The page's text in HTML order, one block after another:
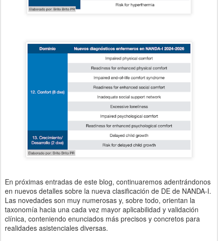
En próximas entradas de este blog, continuaremos adentrándonos
en nuevos detalles sobre la nueva clasificación de DE de NANDA-I.
Las novedades son muy numerosas y, sobre todo, orientan la
taxonomía hacia una cada vez mayor aplicabilidad y validación
clínica, conteniendo enunciados más precisos y concretos para
realidades asistenciales diversas.